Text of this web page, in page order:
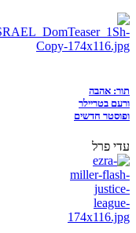
תור: אהבה
ורעם בטריילר
ופוסטר חדשים
עדי פרל